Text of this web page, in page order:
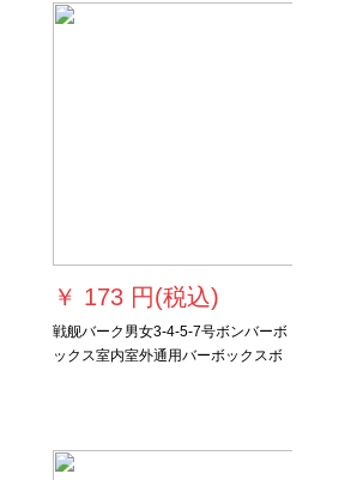
￥ 173 円(税込)
戦舰バーク男女3-4-5-7号ボンバーボ
ックス室内室外通用バーボックスボ